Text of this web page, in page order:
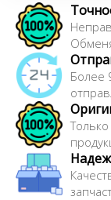
амортизаторы,
автомобильной
тяги рулевые,
качество
автомобильного
их невысокой
ассортименте
для всех
Более